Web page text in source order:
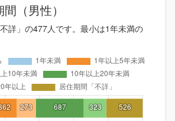
（男性）
詳」の477人です。最小は1年未満の